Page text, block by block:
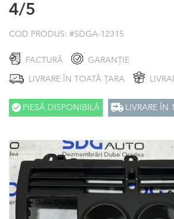
4/5
COD PRODUS: #SDGA-12315
FACTURĂ GARANȚIE
LIVRARE ÎN TOATĂ ȚARA
PIESĂ DISPONIBILĂ LIVRARE ÎN